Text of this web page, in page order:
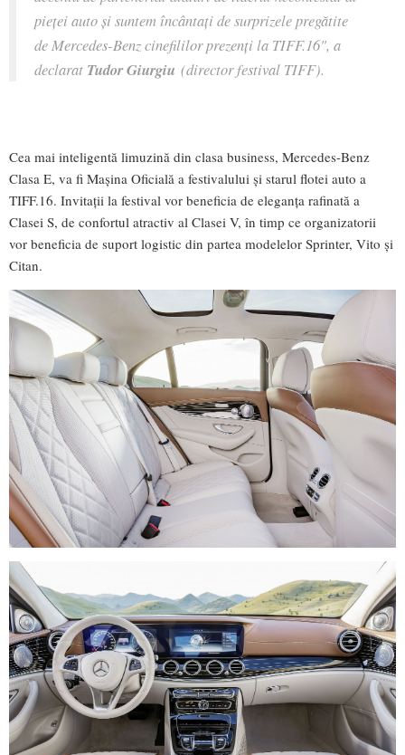
pieței auto și suntem încântați de surprizele pregătite
de Mercedes-Benz cinefililor prezenți la TIFF.16", a
declarat Tudor Giurgiu (director festival TIFF).
Cea mai inteligentă limuzină din clasa business, Mercedes-Benz
Clasa E, va fi Mașina Oficială a festivalului și starul flotei auto a
TIFF.16. Invitații la festival vor beneficia de eleganța rafinată a
Clasei S, de confortul atractiv al Clasei V, în timp ce organizatorii
vor beneficia de suport logistic din partea modelelor Sprinter, Vito și
Citan.